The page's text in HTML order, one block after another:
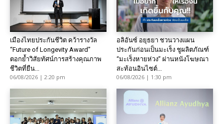
เมืองไทยประกันชีวิต คว้ารางวัล
“Future of Longevity Award”
ตอกย้ำวิสัยทัศน์การสร้างคุณภาพ
ชีวิตที่ยืน...
06/08/2026 | 2:20 pm
อลิอันซ์ อยุธยา ชวนวางแผน
ประกันก่อนเป็นมะเร็ง ชูผลิตภัณฑ์
“มะเร็งหายห่วง” ผ่านหนังโฆษณา
สะท้อนอินไซต์...
06/08/2026 | 1:30 pm